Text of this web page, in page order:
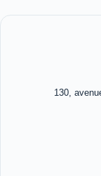
130,